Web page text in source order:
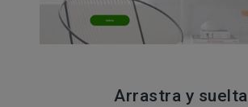
Arrastra y suelta